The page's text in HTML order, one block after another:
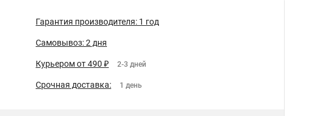
Гарантия производителя: 1 год
Самовывоз: 2 дня
Курьером от 490 ₽ 2-3 дней
Срочная доставка: 1 день